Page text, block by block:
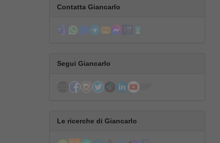
Contatta Giancarlo
Segui Giancarlo
Le ricerche di Giancarlo